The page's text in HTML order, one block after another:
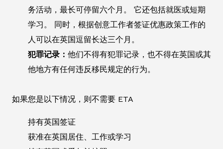
务活动，最长可停留六个月。 它还包括就医或短期
学习。 同时，根据创意工作者签证优惠政策工作的
人可以在英国逗留长达三个月。
犯罪记录： 他们不得有犯罪记录，也不得在英国或其
他地方有任何违反移民规定的行为。
如果您是以下情况，则不需要 ETA
持有英国签证
获准在英国居住、工作或学习